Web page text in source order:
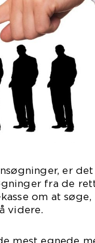
er
fra de
om at
videre.